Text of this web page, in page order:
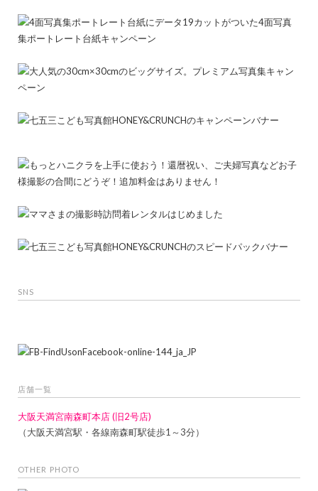
SNS
店舗一覧
大阪天満宮南森町本店 (旧2号店)
（大阪天満宮駅・各線南森町駅徒歩1～3分）
OTHER PHOTO